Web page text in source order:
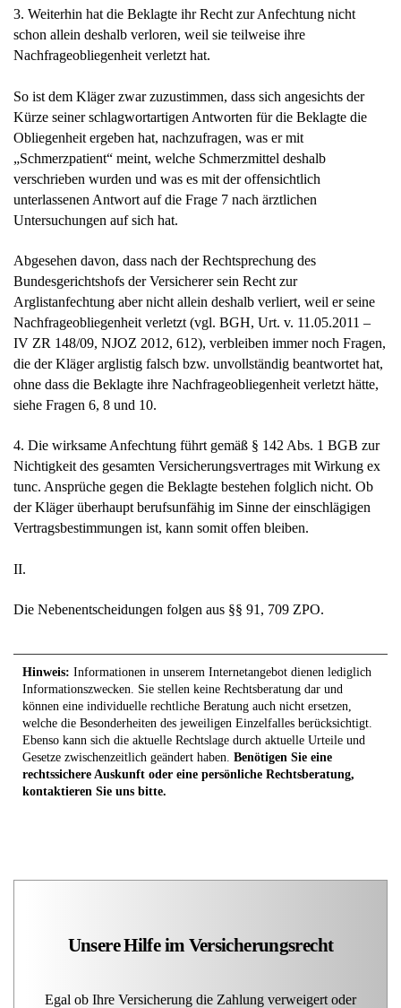
3. Weiterhin hat die Beklagte ihr Recht zur Anfechtung nicht
schon allein deshalb verloren, weil sie teilweise ihre
Nachfrageobliegenheit verletzt hat.
So ist dem Kläger zwar zuzustimmen, dass sich angesichts der
Kürze seiner schlagwortartigen Antworten für die Beklagte die
Obliegenheit ergeben hat, nachzufragen, was er mit
„Schmerzpatient“ meint, welche Schmerzmittel deshalb
verschrieben wurden und was es mit der offensichtlich
unterlassenen Antwort auf die Frage 7 nach ärztlichen
Untersuchungen auf sich hat.
Abgesehen davon, dass nach der Rechtsprechung des
Bundesgerichtshofs der Versicherer sein Recht zur
Arglistanfechtung aber nicht allein deshalb verliert, weil er seine
Nachfrageobliegenheit verletzt (vgl. BGH, Urt. v. 11.05.2011 –
IV ZR 148/09, NJOZ 2012, 612), verbleiben immer noch Fragen,
die der Kläger arglistig falsch bzw. unvollständig beantwortet hat,
ohne dass die Beklagte ihre Nachfrageobliegenheit verletzt hätte,
siehe Fragen 6, 8 und 10.
4. Die wirksame Anfechtung führt gemäß § 142 Abs. 1 BGB zur
Nichtigkeit des gesamten Versicherungsvertrages mit Wirkung ex
tunc. Ansprüche gegen die Beklagte bestehen folglich nicht. Ob
der Kläger überhaupt berufsunfähig im Sinne der einschlägigen
Vertragsbestimmungen ist, kann somit offen bleiben.
II.
Die Nebenentscheidungen folgen aus §§ 91, 709 ZPO.
Hinweis: Informationen in unserem Internetangebot dienen lediglich
Informationszwecken. Sie stellen keine Rechtsberatung dar und
können eine individuelle rechtliche Beratung auch nicht ersetzen,
welche die Besonderheiten des jeweiligen Einzelfalles berücksichtigt.
Ebenso kann sich die aktuelle Rechtslage durch aktuelle Urteile und
Gesetze zwischenzeitlich geändert haben. Benötigen Sie eine
rechtssichere Auskunft oder eine persönliche Rechtsberatung,
kontaktieren Sie uns bitte.
Unsere Hilfe im Versicherungsrecht
Egal ob Ihre Versicherung die Zahlung verweigert oder